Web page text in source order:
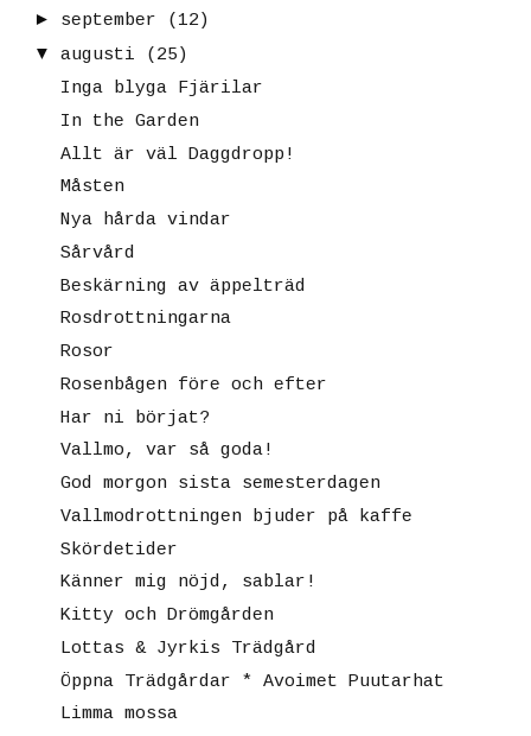
► september
(12)
▼
augusti
(25)
Inga blyga Fjärilar
In the Garden
Allt är väl Daggdropp!
Måsten
Nya hårda vindar
Sårvård
Beskärning av äppelträd
Rosdrottningarna
Rosor
Rosenbågen före och efter
Har ni börjat?
Vallmo, var så goda!
God morgon sista semesterdagen
Vallmodrottningen bjuder på kaffe
Skördetider
Känner mig nöjd, sablar!
Kitty och Drömgården
Lottas & Jyrkis Trädgård
Öppna Trädgårdar * Avoimet Puutarhat
Limma mossa